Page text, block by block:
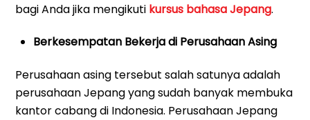
bagi Anda jika mengikuti kursus bahasa Jepang.
Berkesempatan Bekerja di Perusahaan Asing
Perusahaan asing tersebut salah satunya adalah
perusahaan Jepang yang sudah banyak membuka
kantor cabang di Indonesia. Perusahaan Jepang